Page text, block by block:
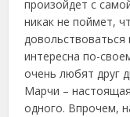
произойдет с
никак не поймет,
интересна по-
очень любят друг
Марчи –
одного. Впрочем,